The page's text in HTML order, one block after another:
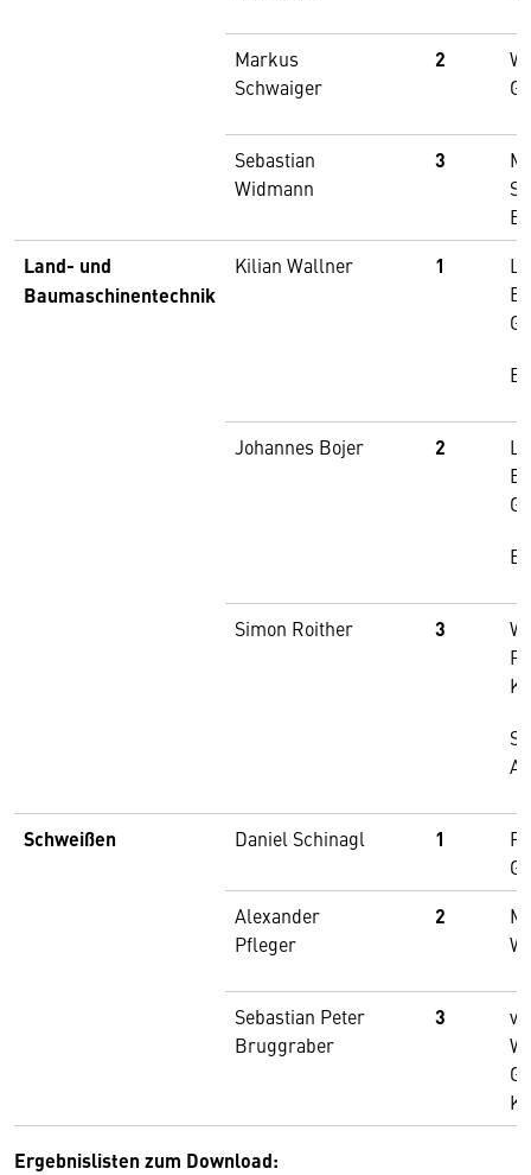
Markus
Schwaiger
2
Sebastian
Widmann
3
Land- und
Baumaschinentechnik
Kilian Wallner 1
Johannes Bojer 2
Simon Roither 3
Schweißen Daniel Schinagl 1
Alexander
Pfleger
2
Sebastian Peter
Bruggraber
3
Ergebnislisten zum Download: